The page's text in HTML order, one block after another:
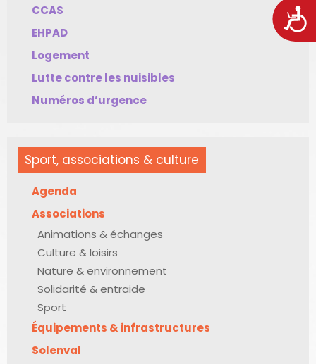
CCAS
EHPAD
Logement
Lutte contre les nuisibles
Numéros d’urgence
Sport, associations & culture
Agenda
Associations
Animations & échanges
Culture & loisirs
Nature & environnement
Solidarité & entraide
Sport
Équipements & infrastructures
Solenval